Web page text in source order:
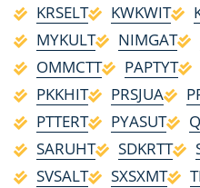
KRSELT
KWKWIT
MYKULT
NIMGAT
OMMCTT
PAPTYT
PKKHIT
PRSJUA
PTTERT
PYASUT
SARUHT
SDKRTT
SVSALT
SXSXMT